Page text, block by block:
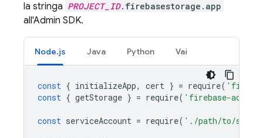
la stringa PROJECT_ID.firebasestorage.app
all'Admin SDK.
Node.js Java Python Vai
const { initializeApp, cert } = require(
const { getStorage } = require( 'firebase-
const serviceAccount = require( './path/to/